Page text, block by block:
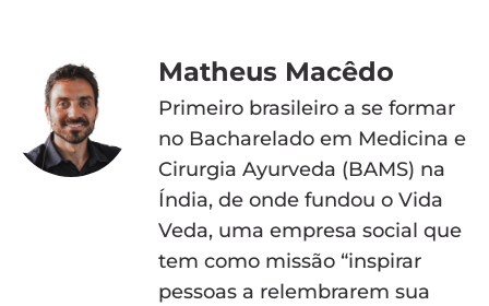
Matheus Macêdo
Primeiro brasileiro a se formar
no Bacharelado em Medicina e
Cirurgia Ayurveda (BAMS) na
Índia, de onde fundou o Vida
Veda, uma empresa social que
tem como missão “inspirar
pessoas a relembrarem sua